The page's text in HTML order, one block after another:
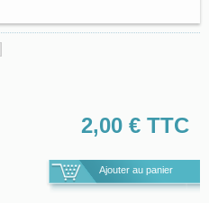
2,00 € TTC